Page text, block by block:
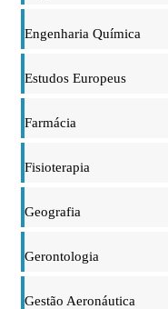
Engenharia Química
Estudos Europeus
Farmácia
Fisioterapia
Geografia
Gerontologia
Gestão Aeronáutica